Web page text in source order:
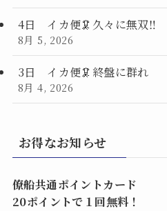
4日 イカ便🦑久々に無双‼️
8月 5, 2026
3日 イカ便🦑終盤に群れ
8月 4, 2026
お得なお知らせ
僚船共通ポイントカード
20ポイントで１回無料！